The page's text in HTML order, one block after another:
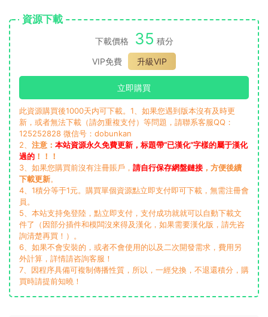
資源下載
下載價格 35 積分
VIP免費
升級VIP
立即購買
此資源購買後1000天内可下載。1、如果您遇到版本沒有及時更
新，或者無法下載（請勿重複支付）等問題，請聯系客服QQ：
125252828 微信号：dobunkan
2、 注意： 本站資源永久免費更新，标題帶“已漢化”字樣的屬于漢化
過的 ！！！
3、如果您購買前沒有注冊賬戶， 請自行保存網盤鏈接 ，方便後續
下載更新。
4、1積分等于1元。購買單個資源點立即支付即可下載，無需注冊會
員。
5、本站支持免登陸，點立即支付，支付成功就就可以自動下載文
件了（因部分插件和模闆沒來得及漢化，如果需要漢化版，請先咨
詢清楚再買！）。
6、如果不會安裝的，或者不會使用的以及二次開發需求，費用另
外計算，詳情請咨詢客服！
7、因程序具備可複制傳播性質，所以，一經兌換，不退還積分，購
買時請提前知曉！